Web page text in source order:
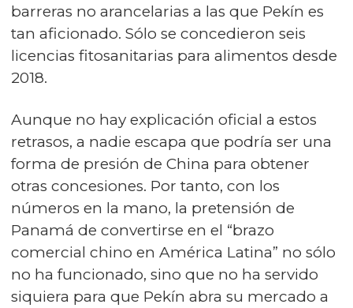
barreras no arancelarias a las que Pekín es
tan aficionado. Sólo se concedieron seis
licencias fitosanitarias para alimentos desde
2018.
Aunque no hay explicación oficial a estos
retrasos, a nadie escapa que podría ser una
forma de presión de China para obtener
otras concesiones. Por tanto, con los
números en la mano, la pretensión de
Panamá de convertirse en el “brazo
comercial chino en América Latina” no sólo
no ha funcionado, sino que no ha servido
siquiera para que Pekín abra su mercado a